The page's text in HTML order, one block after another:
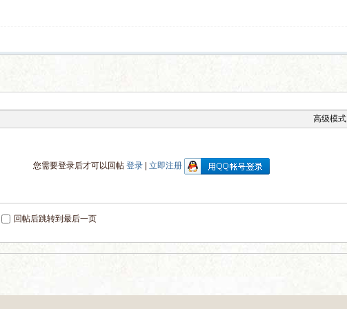
高级模式
您需要登录后才可以回帖 登录 立即注册
回帖后跳转到最后一页